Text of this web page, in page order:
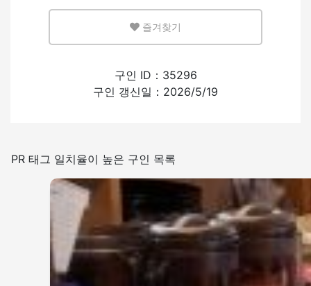
일본어를 쓰는 빈도
많은
가열식 담배 전용 흡연실 설치
즐겨찾기
구인 ID：35296
구인 갱신일：2026/5/19
PR 태그 일치율이 높은 구인 목록